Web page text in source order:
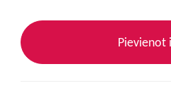
Pievienot